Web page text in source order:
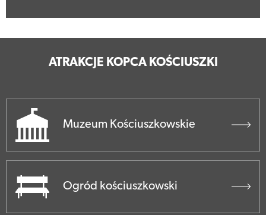
ATRAKCJE KOPCA KOŚCIUSZKI
Muzeum Kościuszkowskie
Ogród kościuszkowski